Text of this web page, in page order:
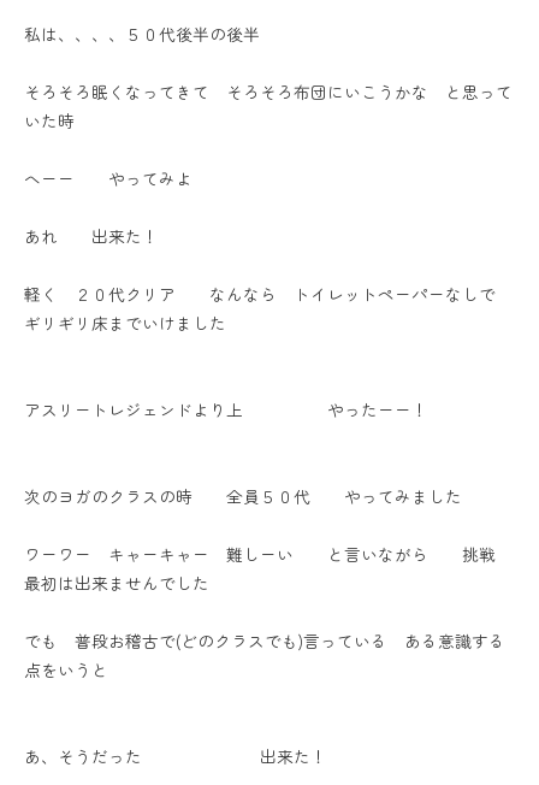
私は、、、、５０代後半の後半
そろそろ眠くなってきて そろそろ布団にいこうかな と思って
いた時
へーー やってみよ
あれ 出来た！
軽く ２０代クリア なんなら トイレットペーパーなしで
ギリギリ床までいけました
アスリートレジェンドより上 やったーー！
次のヨガのクラスの時 全員５０代 やってみました
ワーワー キャーキャー 難しーい と言いながら 挑戦
最初は出来ませんでした
でも 普段お稽古で(どのクラスでも)言っている ある意識する
点をいうと
あ、そうだった 出来た！